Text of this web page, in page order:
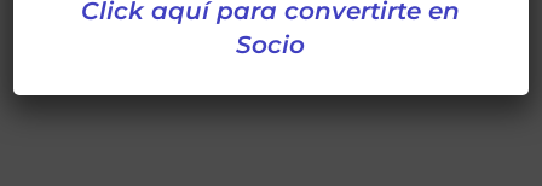
Espacios de Trabajo: Revista Digital 360º
Click aquí para convertirte en
Socio